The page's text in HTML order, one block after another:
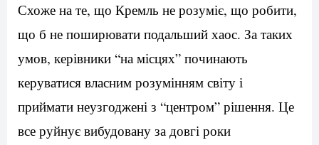
Схоже на те, що Кремль не розуміє, що робити,
що б не поширювати подальший хаос. За таких
умов, керівники “на місцях” починають
керуватися власним розумінням світу і
приймати неузгоджені з “центром” рішення. Це
все руйнує вибудовану за довгі роки